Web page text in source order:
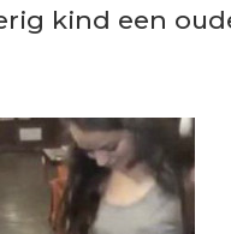
kind een